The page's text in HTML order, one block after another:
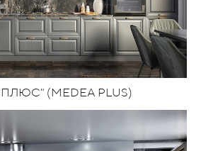
(MEDEA PLUS)